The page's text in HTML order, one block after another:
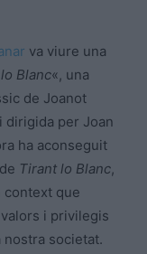
va viure una
Blanc«, una
de Joanot
dirigida per Joan
ha aconseguit
Tirant lo Blanc,
context que
i privilegis
nostra societat.